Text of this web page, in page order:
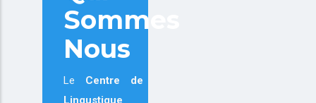
Sommes
Nous
Le Centre de
Lingustique